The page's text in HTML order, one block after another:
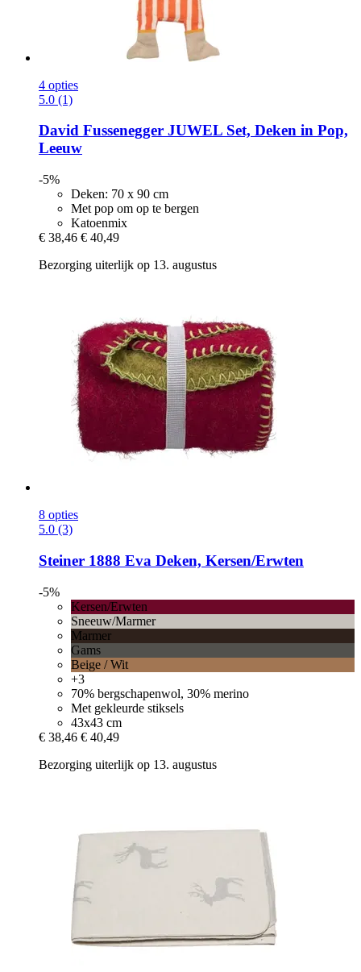
4 opties
5.0 (1)
David Fussenegger JUWEL Set, Deken in Pop,
Leeuw
-5%
Deken: 70 x 90 cm
Met pop om op te bergen
Katoenmix
€ 38,46 € 40,49
Bezorging uiterlijk op 13. augustus
8 opties
5.0 (3)
Steiner 1888 Eva Deken, Kersen/Erwten
-5%
Kersen/Erwten
Sneeuw/Marmer
Marmer
Gams
Beige / Wit
+3
70% bergschapenwol, 30% merino
Met gekleurde stiksels
43x43 cm
€ 38,46 € 40,49
Bezorging uiterlijk op 13. augustus